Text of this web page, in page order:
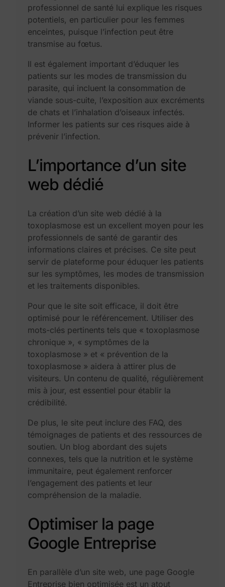
professionnel de santé lui explique les risques
potentiels, en particulier pour les femmes
enceintes, puisque l’infection peut être
transmise au fœtus.
Il est également important d’éduquer les
patients sur les modes de transmission du
parasite, qui incluent la consommation de
viande sous-cuite, l’exposition aux excréments
de chats et l’inhalation d’oiseaux infectés.
Informer les patients sur ces risques aide à
prévenir l’infection.
L’importance d’un site
web dédié
La création d’un site web dédié à la
toxoplasmose est un excellent moyen pour les
professionnels de santé de garantir des
informations claires et précises. Ce site peut
servir de plateforme pour éduquer les patients
sur les symptômes, les modes de transmission
et les traitements disponibles.
Pour que le site soit efficace, il doit être
optimisé pour le référencement. Utiliser des
mots-clés pertinents tels que « toxoplasmose
chronique », « symptômes de la
toxoplasmose » et « prévention de la
toxoplasmose » aidera à attirer plus de
visiteurs. Un contenu de qualité, régulièrement
mis à jour, est essentiel pour établir la
crédibilité.
De plus, le site peut inclure des FAQ, des
témoignages de patients et des ressources de
soutien. Un blog abordant des sujets
connexes, tels que la nutrition et le système
immunitaire, peut également renforcer
l’engagement des patients et leur
compréhension de la maladie.
Optimiser la page
Google Entreprise
En parallèle d’un site web, une page Google
Entreprise bien optimisée est un atout